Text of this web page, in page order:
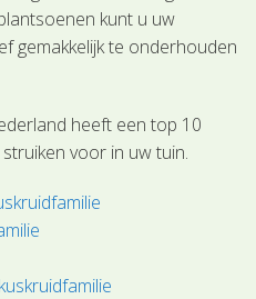
kunt u uw
gemakkelijk te onderhouden
heeft een top 10
voor in uw tuin.